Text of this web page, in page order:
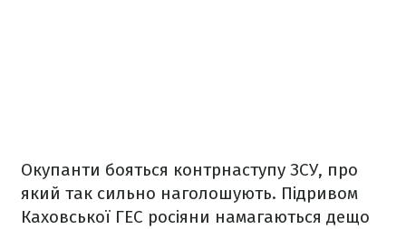
Окупанти бояться контрнаступу ЗСУ, про
який так сильно наголошують. Підривом
Каховської ГЕС росіяни намагаються дещо